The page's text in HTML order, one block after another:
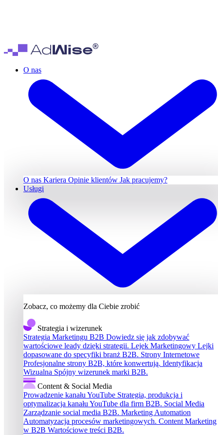
O nas
O nas Kariera Opinie klientów Jak pracujemy?
Usługi
Zobacz, co możemy dla Ciebie zrobić
Strategia i wizerunek
Strategia Marketingu B2B Dowiedz się jak zdobywać
wartościowe leady dzięki strategii. Lejek Marketingowy Lejki
dopasowane do specyfiki branż B2B. Strony Internetowe
Profesjonalne strony B2B, które konwertują. Identyfikacja
Wizualna Spójny wizerunek marki B2B.
Content & Social Media
Prowadzenie kanału YouTube Strategia, produkcja i
optymalizacja kanału YouTube dla firm B2B. Social Media
Zarządzanie social media B2B. Marketing Automation
Automatyzacja procesów marketingowych. Content Marketing
w B2B Wartościowe treści B2B.